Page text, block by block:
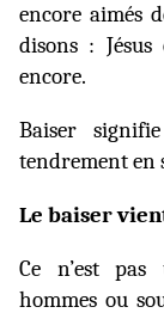
encore aimés
disons :
encore.
Baiser
tendrement en
Le baiser
Ce n’est
hommes ou